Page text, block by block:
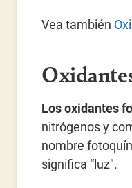
Vea también
Los oxidantes
nitrógenos y
nombre
significa “luz".